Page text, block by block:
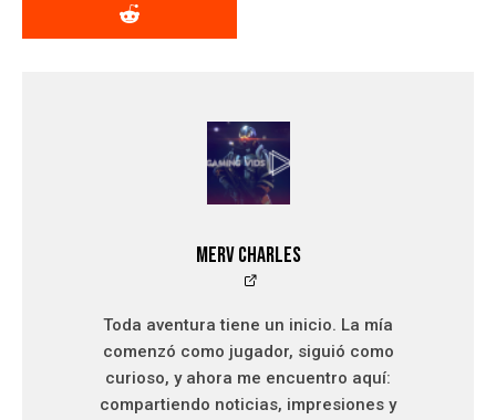
Merv Charles
Toda aventura tiene un inicio. La mía
comenzó como jugador, siguió como
curioso, y ahora me encuentro aquí:
compartiendo noticias, impresiones y